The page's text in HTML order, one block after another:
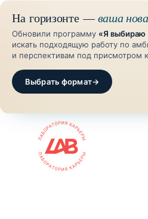
На горизонте —ваша
Обновили программу «Я выбираю
искать подходящую работу по
и перспективам под присмотром
Выбрать формат→